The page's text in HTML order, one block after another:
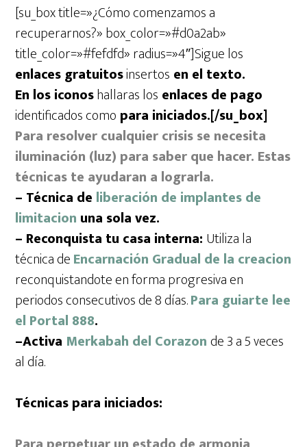
[su_box title=»¿Cómo comenzamos a
recuperarnos?» box_color=»#d0a2ab»
title_color=»#fefdfd» radius=»4″]Sigue los
enlaces gratuitosinsertos en el texto.
En los iconoshallaras los enlaces de pago
identificados como para iniciados.[/su_box]
Para resolver cualquier crisis se necesita
iluminación (luz) para saber que hacer. Estas
técnicas te ayudaran a lograrla.
– Técnica de liberación de implantes de
limitacion una sola vez.
– Reconquista tu casa interna: Utiliza la
técnica deEncarnación Gradual de la creacion
reconquistandote en forma progresiva en
periodos consecutivos de 8 días.Para guiarte lee
el Portal 888.
–Activa Merkabah del Corazon de 3 a 5 veces
al día.
Técnicas para iniciados: